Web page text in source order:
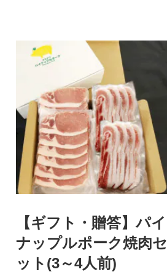
【ギフト・贈答】パイ
ナップルポーク焼肉セ
ット(3～4人前)